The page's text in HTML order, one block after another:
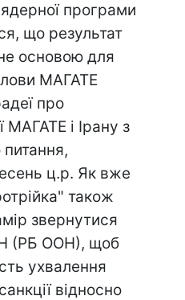
програми
що результат
основою для
МАГАТЕ
про
МАГАТЕ і Ірану з
питання,
ц.р. Як вже
також
звернутися
(РБ ООН), щоб
ухвалення
відносно